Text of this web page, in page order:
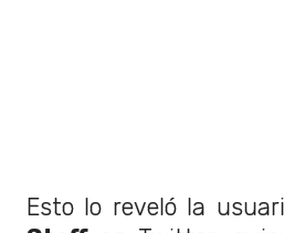
Esto lo reveló la